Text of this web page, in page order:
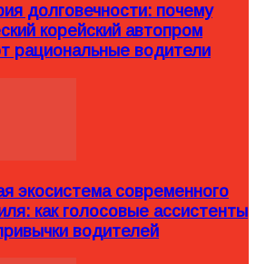
долговечности: почему
корейский автопром
рациональные водители
экосистема современного
как голосовые ассистенты
водителей